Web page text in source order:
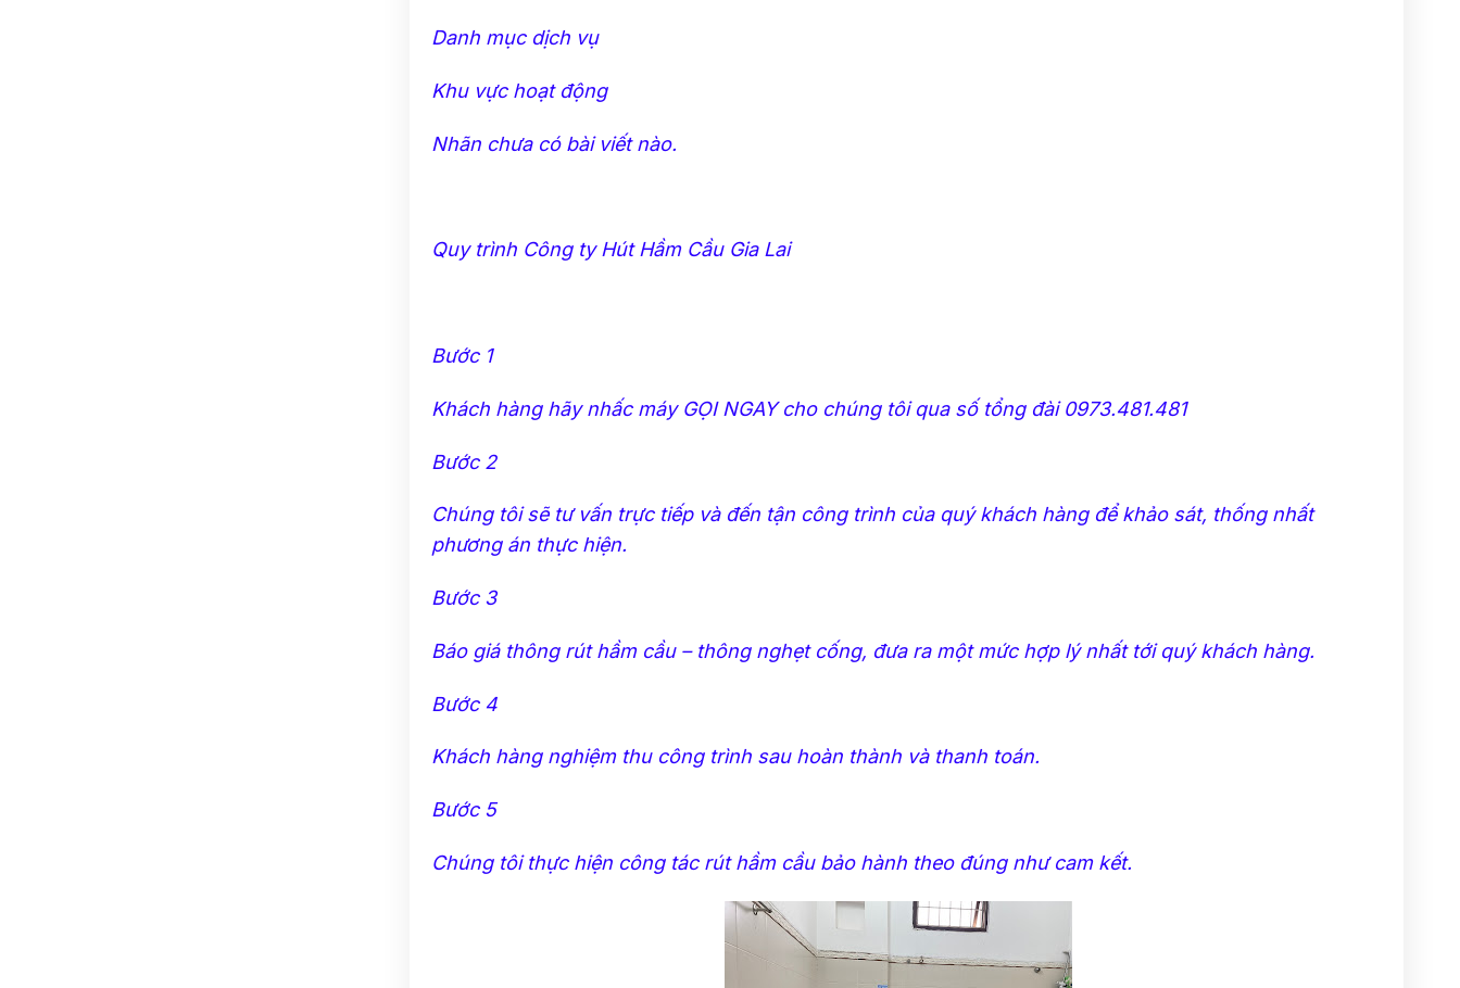
Danh mục dịch vụ
Khu vực hoạt động
Nhãn chưa có bài viết nào.
Quy trình Công ty Hút Hầm Cầu Gia Lai
Bước 1
Khách hàng hãy nhấc máy GỌI NGAY cho chúng tôi qua số tổng đài 0973.481.481
Bước 2
Chúng tôi sẽ tư vấn trực tiếp và đến tận công trình của quý khách hàng để khảo sát, thống nhất
phương án thực hiện.
Bước 3
Báo giá thông rút hầm cầu – thông nghẹt cống, đưa ra một mức hợp lý nhất tới quý khách hàng.
Bước 4
Khách hàng nghiệm thu công trình sau hoàn thành và thanh toán.
Bước 5
Chúng tôi thực hiện công tác rút hầm cầu bảo hành theo đúng như cam kết.